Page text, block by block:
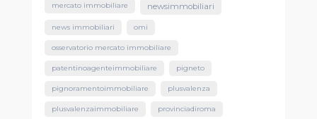
mercato immobiliare newsimmobiliari
news immobiliari omi
osservatorio mercato immobiliare
patentinoagenteimmobiliare pigneto
pignoramentoimmobiliare plusvalenza
plusvalenzaimmobiliare provinciadiroma